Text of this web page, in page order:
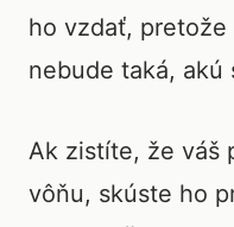
ho vzdať,
nebude taká, akú
Ak zistíte, že váš
vôňu, skúste ho